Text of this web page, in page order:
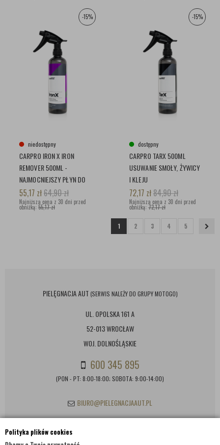
Polityka plików cookies
-15%
niedostępny
CARPRO IRON X IRON
REMOVER 500ML -
NAJMOCNIEJSZY PŁYN DO
CZYSZCZENIA FELG,
55,17 zł64,90zł
Najniższa cena z 30 dni przed
obniżką: 55,17 zł
-15%
dostępny
CARPRO TARX 500ML
USUWANIE SMOŁY, ŻYWICY
I KLEJU
72,17 zł84,90zł
Najniższa cena z 30 dni przed
obniżką: 72,17 zł
1 2 3 4 5
PIELĘGNACJA AUT (SERWIS NALEŻY DO GRUPY MOTOGO)
UL. OPOLSKA 161 A
52-013 WROCŁAW
WOJ. DOLNOŚLĄSKIE
600 345 895
(PON - PT: 8:00-18:00; SOBOTA: 9:00-14:00)
BIURO@PIELEGNACJAAUT.PL